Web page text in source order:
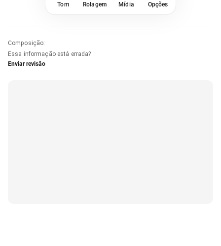
Tom Rolagem Mídia Opções
Composição:
Essa informação está errada?
Enviar revisão